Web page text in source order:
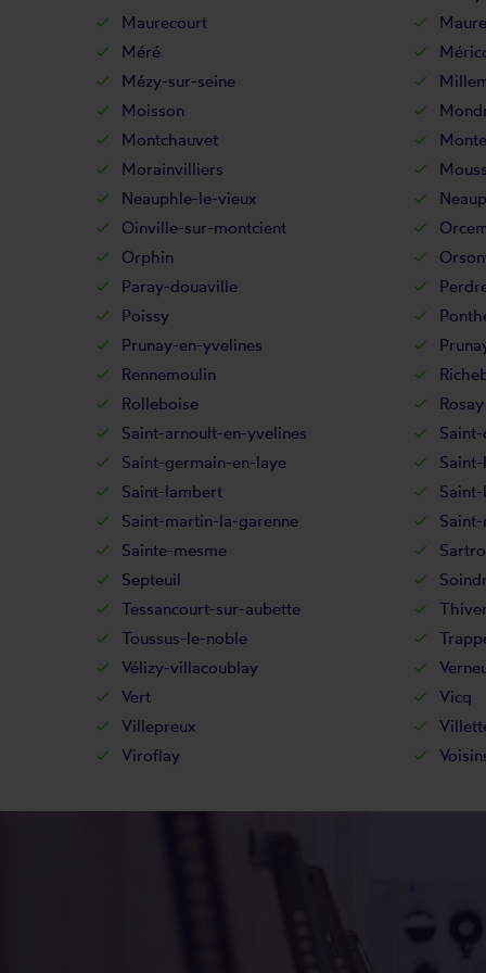
Maurecourt
Méré
Mézy-sur-seine
Moisson
Montchauvet
Morainvilliers
Neauphle-le-vieux
Oinville-sur-montcient
Orphin
Paray-douaville
Poissy
Prunay-en-yvelines
Rennemoulin
Rolleboise
Rosay
Saint-arnoult-en-yvelines
Saint-germain-en-laye
Saint-lambert
Saint-martin-la-garenne
Sainte-mesme
Septeuil
Tessancourt-sur-aubette
Toussus-le-noble
Vélizy-villacoublay
Vert
Vicq
Villepreux
Viroflay